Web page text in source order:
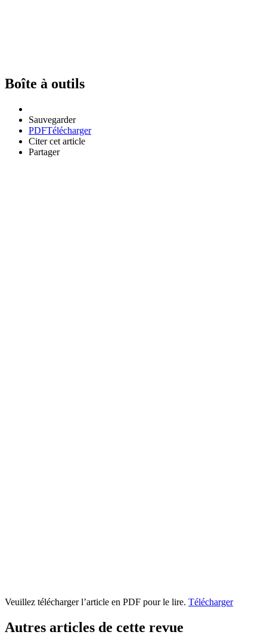
Boîte à outils
Sauvegarder
PDFTélécharger
Citer cet article
Partager
Veuillez télécharger l’article en PDF pour le lire. Télécharger
Autres articles de cette revue